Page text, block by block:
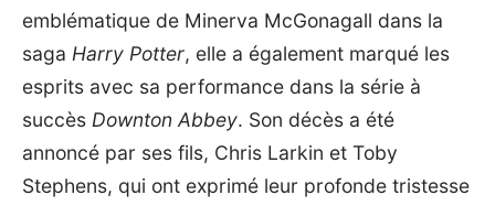
emblématique de Minerva McGonagall dans la
saga Harry Potter, elle a également marqué les
esprits avec sa performance dans la série à
succès Downton Abbey. Son décès a été
annoncé par ses fils, Chris Larkin et Toby
Stephens, qui ont exprimé leur profonde tristesse